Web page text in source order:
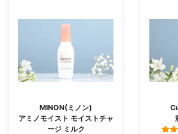
MINON(ミノン)
アミノモイスト モイストチャ
ージ ミルク